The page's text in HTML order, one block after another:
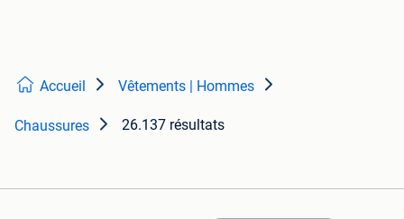
Accueil Vêtements | Hommes
Chaussures 26.137 résultats